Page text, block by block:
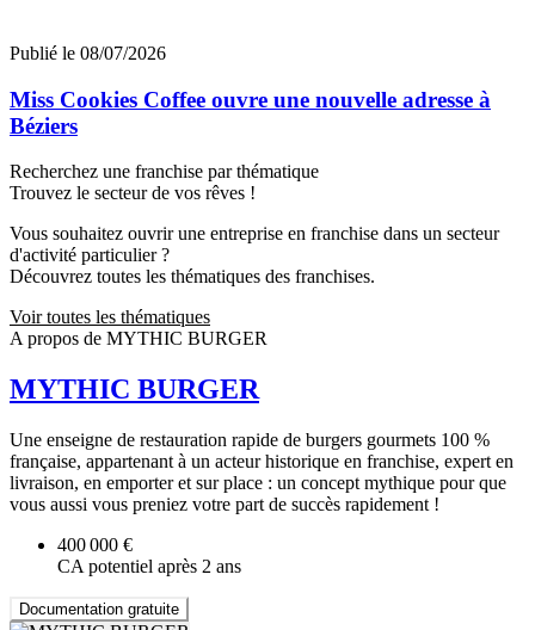
Publié le 08/07/2026
Miss Cookies Coffee ouvre une nouvelle adresse à
Béziers
Recherchez une franchise par thématique
Trouvez le secteur de vos rêves !
Vous souhaitez ouvrir une entreprise en franchise dans un secteur
d'activité particulier ?
Découvrez toutes les thématiques des franchises.
Voir toutes les thématiques
A propos de MYTHIC BURGER
MYTHIC BURGER
Une enseigne de restauration rapide de burgers gourmets 100 %
française, appartenant à un acteur historique en franchise, expert en
livraison, en emporter et sur place : un concept mythique pour que
vous aussi vous preniez votre part de succès rapidement !
400 000 €
CA potentiel après 2 ans
Documentation gratuite